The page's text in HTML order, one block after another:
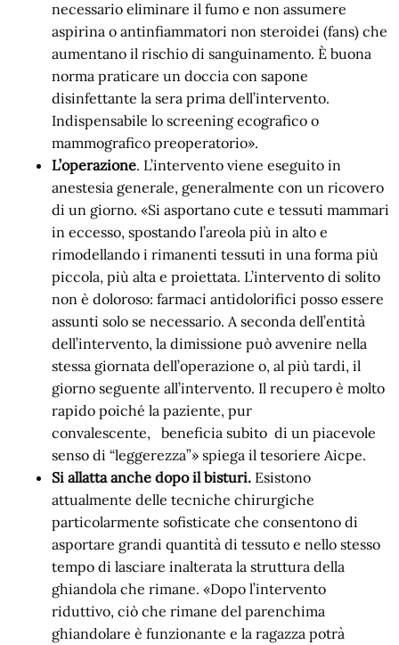
necessario eliminare il fumo e non assumere
aspirina o antinfiammatori non steroidei (fans) che
aumentano il rischio di sanguinamento. È buona
norma praticare un doccia con sapone
disinfettante la sera prima dell’intervento.
Indispensabile lo screening ecografico o
mammografico preoperatorio».
L’operazione. L’intervento viene eseguito in
anestesia generale, generalmente con un ricovero
di un giorno. «Si asportano cute e tessuti mammari
in eccesso, spostando l’areola più in alto e
rimodellando i rimanenti tessuti in una forma più
piccola, più alta e proiettata. L’intervento di solito
non è doloroso: farmaci antidolorifici posso essere
assunti solo se necessario. A seconda dell’entità
dell’intervento, la dimissione può avvenire nella
stessa giornata dell’operazione o, al più tardi, il
giorno seguente all’intervento. Il recupero è molto
rapido poiché la paziente, pur
convalescente, beneficia subito di un piacevole
senso di “leggerezza”» spiega il tesoriere Aicpe.
Si allatta anche dopo il bisturi. Esistono
attualmente delle tecniche chirurgiche
particolarmente sofisticate che consentono di
asportare grandi quantità di tessuto e nello stesso
tempo di lasciare inalterata la struttura della
ghiandola che rimane. «Dopo l’intervento
riduttivo, ciò che rimane del parenchima
ghiandolare è funzionante e la ragazza potrà